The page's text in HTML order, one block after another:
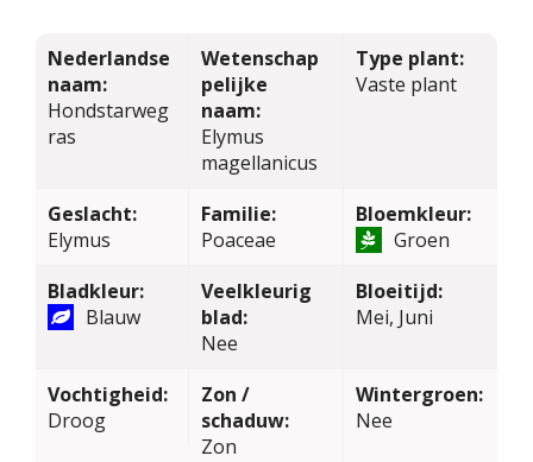
Nederlandse
naam:
Hondstarweg
ras
Wetenschap
pelijke
naam:
Elymus
magellanicus
Type plant:
Vaste plant
Geslacht:
Elymus
Familie:
Poaceae
Bloemkleur:
Groen
Bladkleur:
Blauw
Veelkleurig
blad:
Nee
Bloeitijd:
Mei, Juni
Vochtigheid:
Droog
Zon /
schaduw:
Zon
Wintergroen:
Nee